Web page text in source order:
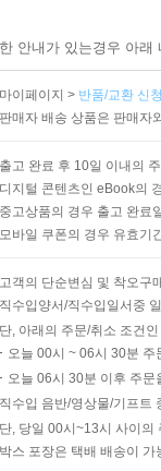
안내가 있는경우 아
마이페이지 > 반품/교환 신
판매자 배송 상품은 판매자
출고 완료 후 10일 이내의
디지털 콘텐츠인 eBook의
중고상품의 경우 출고 완료
모바일 쿠폰의 경우 유효기
고객의 단순변심 및 착오구
직수입양서/직수입일서중
단, 아래의 주문/취소 조건
오늘 00시 ~ 06시 30분
오늘 06시 30분 이후 주
직수입 음반/영상물/기프트
단, 당일 00시~13시 사이의
박스 포장은 택배 배송이